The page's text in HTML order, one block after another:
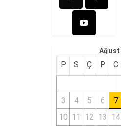
P S Ç P C
3 4 5 6
7
10 11 12 13
14